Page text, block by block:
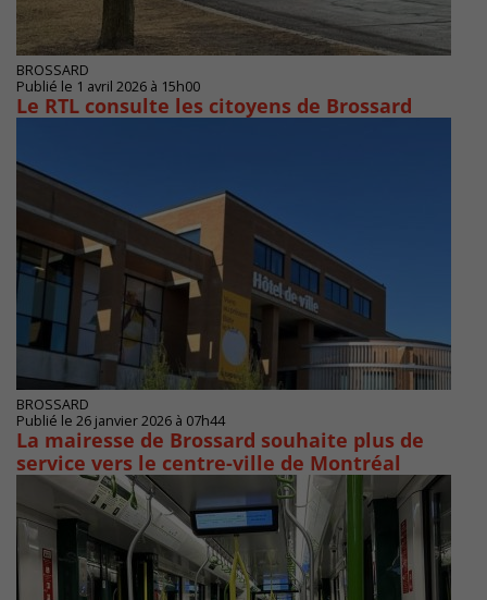
BROSSARD
Publié le 1 avril 2026 à 15h00
Le RTL consulte les citoyens de Brossard
BROSSARD
Publié le 26 janvier 2026 à 07h44
La mairesse de Brossard souhaite plus de
service vers le centre-ville de Montréal